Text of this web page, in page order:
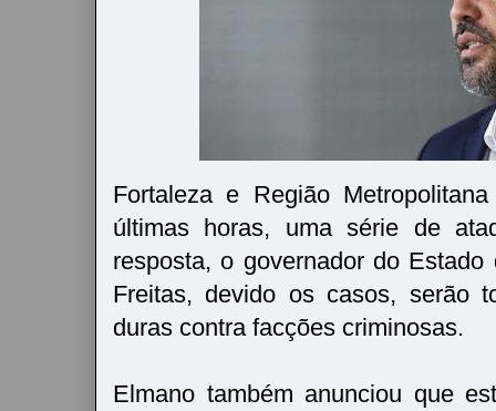
Fortaleza e Região
últimas horas, uma série de
resposta, o governador do
Freitas, devido os casos, serão
duras contra facções criminosas.
Elmano também anunciou que